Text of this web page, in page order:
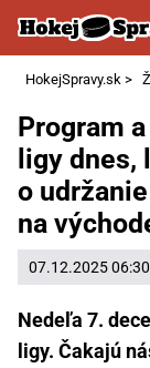
HokejSpravy.sk >
Program
ligy dnes,
o
na
07.12.2025
Nedeľa 7.
ligy. Čakajú